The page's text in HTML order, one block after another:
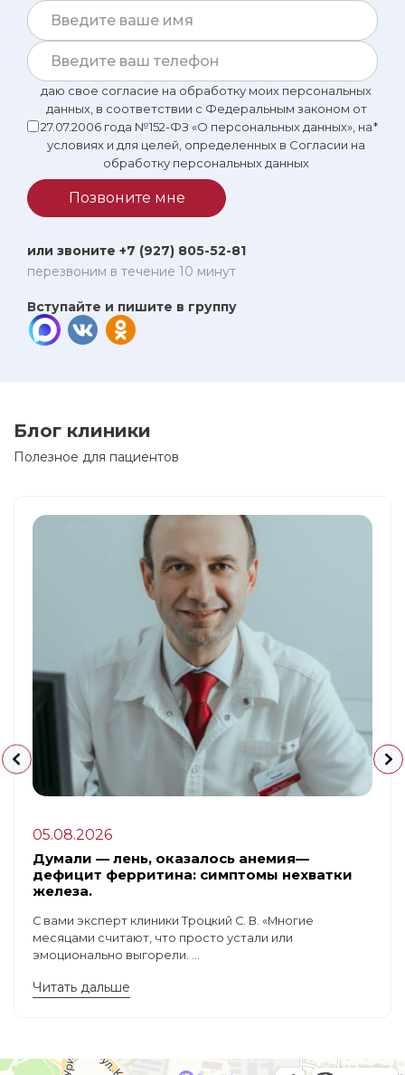
первый взгляд, я бы тоже могла посоветовать Цисану
Бессарионовну.
даю свое согласие на обработку моих персональных
данных, в соответствии с Федеральным законом от
27.07.2006 года №152-ФЗ «О персональных данных», на
условиях и для целей, определенных в Согласии на
обработку персональных данных
*
Позвоните мне
или звоните +7 (927) 805-52-81
перезвоним в течение 10 минут
Вступайте и пишите в группу
Блог клиники
Полезное для пациентов
05.08.2026
Думали — лень, оказалось анемия—
дефицит ферритина: симптомы нехватки
железа.
С вами эксперт клиники Троцкий С. В. «Многие
месяцами считают, что просто устали или
эмоционально выгорели. ...
Читать дальше